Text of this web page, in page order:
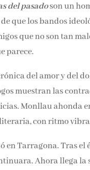
del pasadoson un
que los bandos
que no son tan
parece.
del amor y del
muestran las
Monllau ahonda
con ritmo
en Tarragona. Tras el
Ahora llega